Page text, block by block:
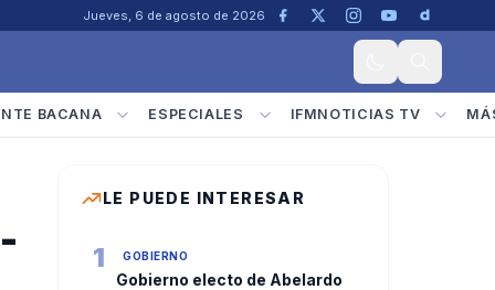
Jueves, 6 de agosto de 2026
BACANA ESPECIALES IFMNOTICIAS TV
LE PUEDE INTERESAR
1 GOBIERNO
Gobierno electo de Abelardo